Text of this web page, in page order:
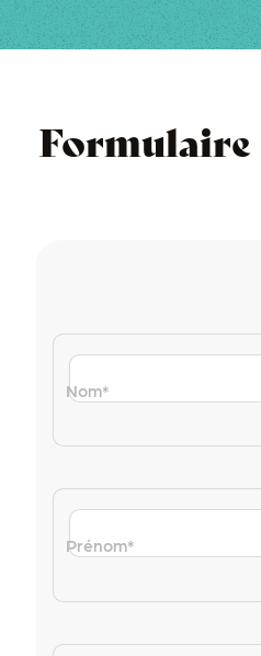
Formulaire
Nom*
Prénom*